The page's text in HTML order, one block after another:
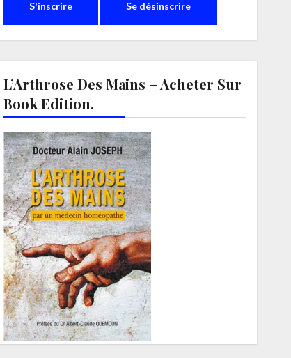
L’Arthrose Des Mains – Acheter Sur
Book Edition.